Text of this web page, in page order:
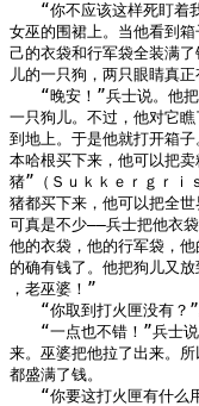
“你不应该这样死盯着我
女巫的围裙上。当他看到
己的衣袋和行军袋全装满
儿的一只狗，两只眼睛真
“晚安！”兵士说。他把
一只狗儿。不过，他对它
到地上。于是他就打开箱
本哈根买下来，他可以把
猪”（Ｓｕｋｋｅｒｇｒｉ
猪都买下来，他可以把全
可真是不少——兵士把他衣
他的衣袋，他的行军袋，
的确有钱了。他把狗儿又
，老巫婆！”
“你取到打火匣没有？”
“一点也不错！”兵士说
来。巫婆把他拉了出来。
都盛满了钱。
“你要这打火匣有什么用